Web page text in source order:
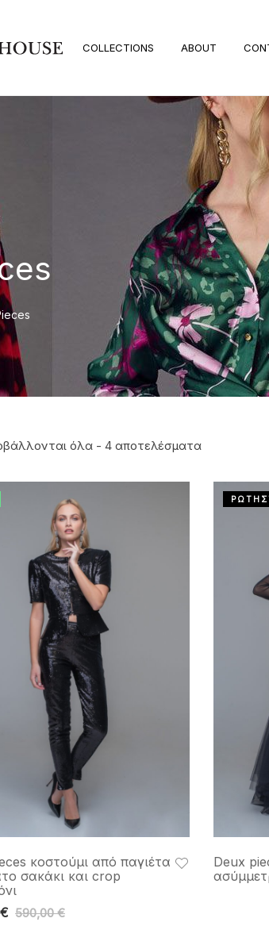
COLLECTIONS ABOUT
όλα - 4 αποτελέσματα
κοστούμι από παγιέτα
σακάκι και crop
590,00€
€
Deux